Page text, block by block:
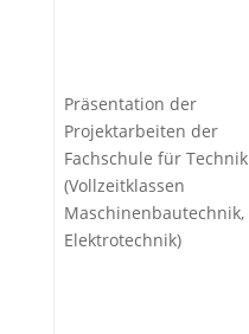
Präsentation der
Projektarbeiten der
Fachschule für Technik
(Vollzeitklassen
Maschinenbautechnik,
Elektrotechnik)